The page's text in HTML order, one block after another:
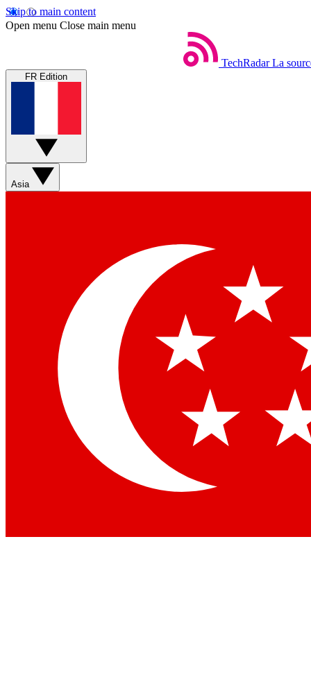
Skip to main content
Open menu Close main menu
TechRadar La
FR Edition
Asia